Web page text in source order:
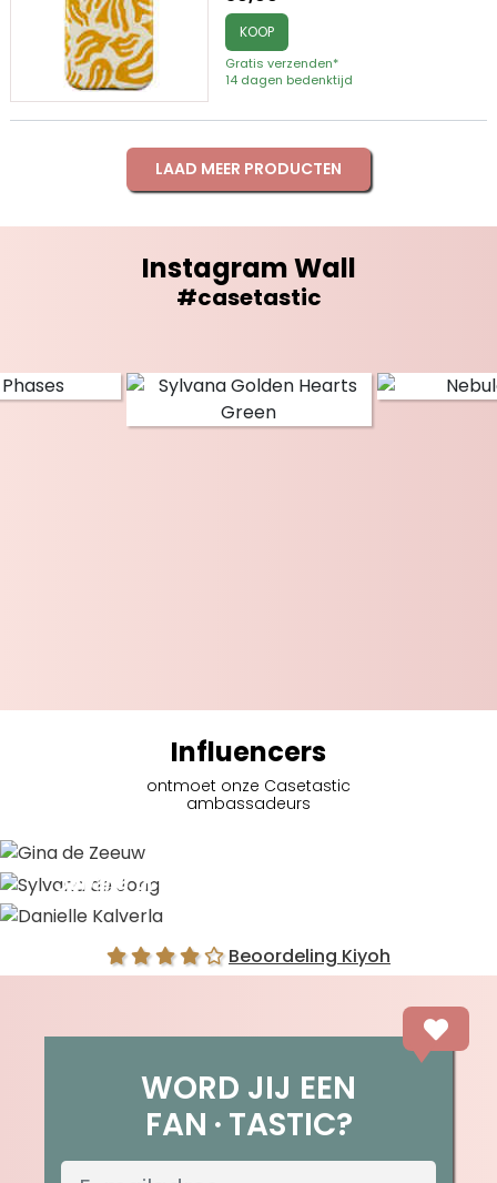
KOOP
Gratis verzenden*
14 dagen bedenktijd
LAAD MEER PRODUCTEN
Instagram Wall
#casetastic
Influencers
ontmoet onze Casetastic
ambassadeurs
Sylvana de Jong
Beoordeling Kiyoh
WORD JIJ EEN
FAN TASTIC?